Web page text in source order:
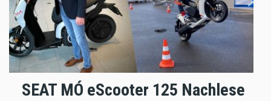
SEAT MÓ eScooter 125 Nachlese